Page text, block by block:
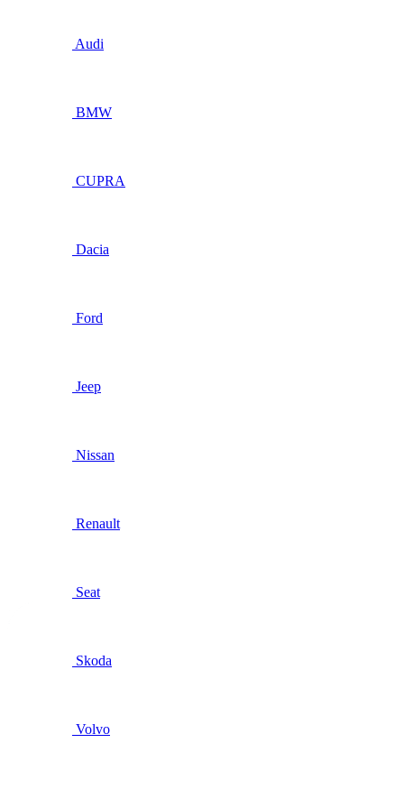
Audi
BMW
CUPRA
Dacia
Ford
Jeep
Nissan
Renault
Seat
Skoda
Volvo